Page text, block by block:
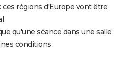
ces régions d'Europe vont être
qu'une séance dans une salle
conditions